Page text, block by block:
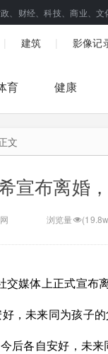
财经、科技、商业、文
建筑 影像记
育 健康
文
宣布离婚
浏览量
媒体上正式宣布
，未来同为孩子
后各⾃安好，未